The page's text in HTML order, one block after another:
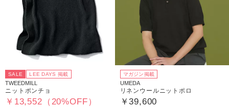
SALE LEE DAYS 掲載
TWEEDMILL
ニットポンチョ
￥13,552（20%OFF）
マガジン掲載
UMEDA
リネンウールニットポロ
￥39,600